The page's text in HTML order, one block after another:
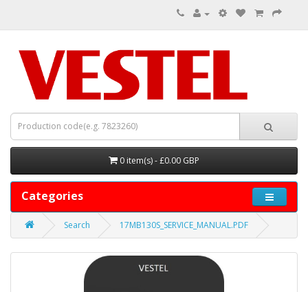
0 item(s) - £0.00 GBP
Categories
Search 17MB130S_SERVICE_MANUAL.PDF